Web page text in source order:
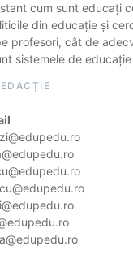
cum sunt educați
din educație și
profesori, cât de
sistemele de